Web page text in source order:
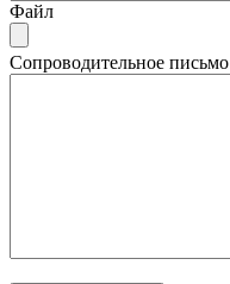
Файл
Сопроводительное письмо